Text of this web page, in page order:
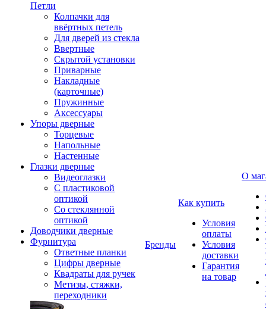
Петли
Колпачки для
ввёртных петель
Для дверей из стекла
Ввертные
Скрытой установки
Приварные
Накладные
(карточные)
Пружинные
Аксессуары
Упоры дверные
Торцевые
Напольные
Настенные
Глазки дверные
Видеоглазки
С пластиковой
оптикой
Со стеклянной
оптикой
Доводчики дверные
Фурнитура
Ответные планки
Цифры дверные
Квадраты для ручек
Метизы, стяжки,
переходники
Бренды
Как купить
Условия
оплаты
Условия
доставки
Гарантия
на товар
О